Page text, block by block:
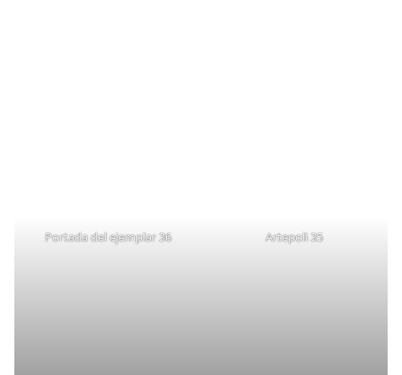
Portada del ejemplar 36 Artepoli 35